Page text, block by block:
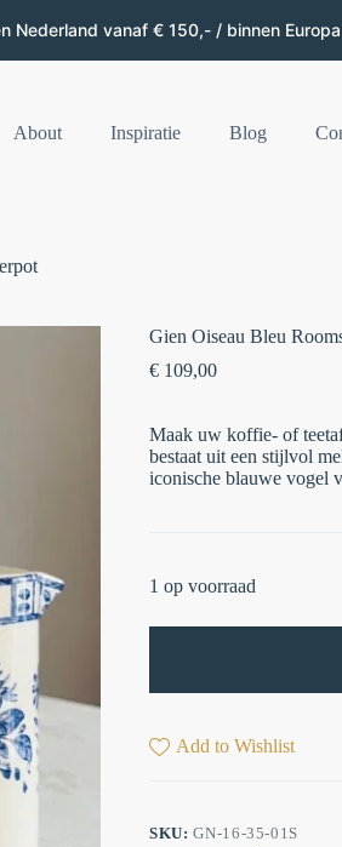
Nederland vanaf € 150,- / binnen
About Inspiratie Blog
Gien Oiseau Bleu
€ 109,00
Maak uw koffie- of
bestaat uit een stijlvol
iconische blauwe vogel
1 op voorraad
Add to Wishlist
SKU:GN-16-35-01S